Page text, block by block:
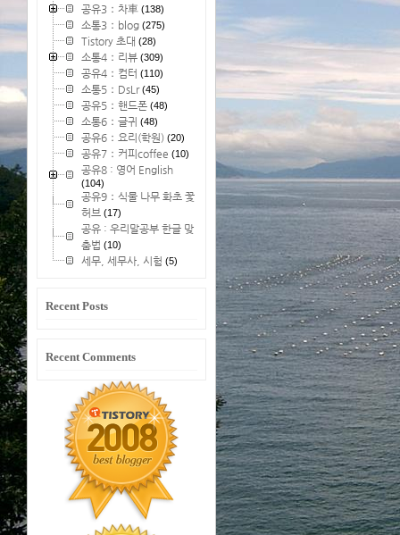
공유3：차車 (138)
소통3：blog (275)
Tistory 초대 (28)
소통4：리뷰 (309)
공유4：컴터 (110)
소통5：DsLr(45)
공유5：핸드폰 (48)
소통6：글귀 (48)
공유6：요리(학원) (20)
공유7：커피coffee (10)
공유8 : 영어 English
(104)
공유9：식물 나무 화초 꽃
허브 (17)
공유 : 우리말공부 한글 맞
춤법 (10)
세무, 세무사, 시험 (5)
Recent Posts
Recent Comments